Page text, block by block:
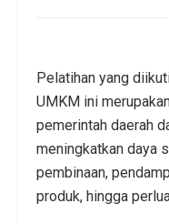
Pelatihan yang
UMKM ini
pemerintah daerah
meningkatkan daya
pembinaan,
produk, hingga